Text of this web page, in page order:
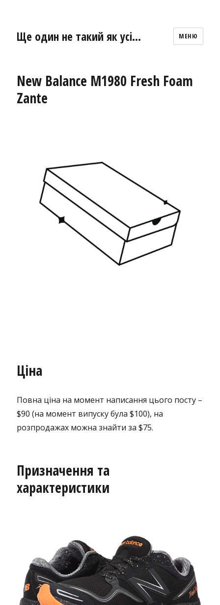
Ще один не такий як усі… МЕНЮ
New Balance M1980 Fresh Foam
Zante
Ціна
Повна ціна на момент написання цього посту –
$90 (на момент випуску була $100), на
розпродажах можна знайти за $75.
Призначення та
характеристики